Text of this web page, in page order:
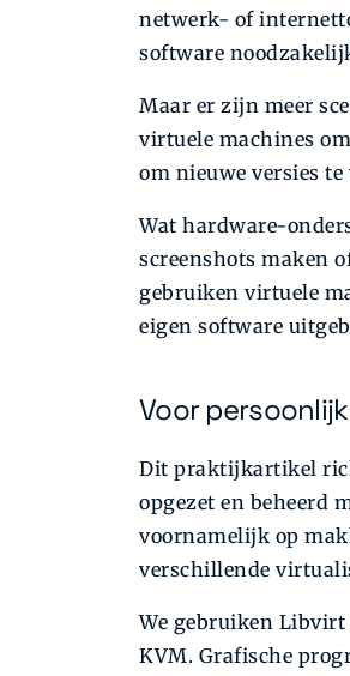
netwerk- of
software
Maar er zijn meer
virtuele machines
om nieuwe versies
Wat hardware-
screenshots maken
gebruiken virtuele
eigen software
Voor
Dit praktijkartikel
opgezet en beheerd
voornamelijk op
verschillende
We gebruiken
KVM. Grafische